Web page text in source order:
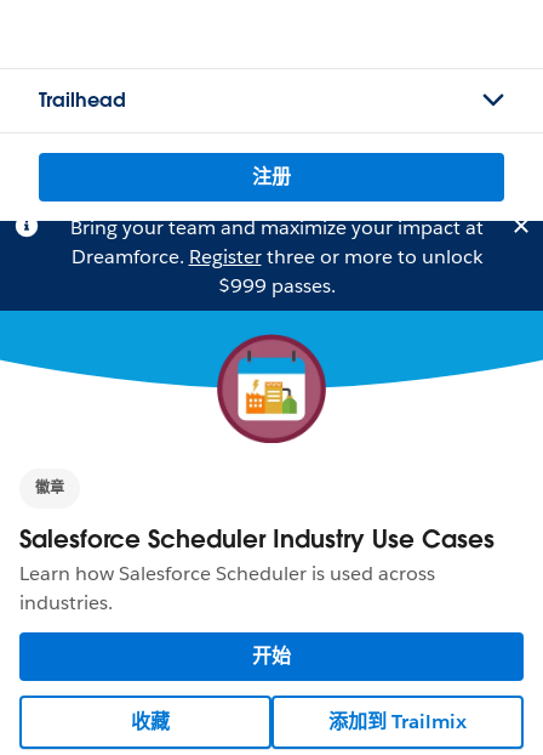
Trailhead
注册
Bring your team and maximize your impact at
Dreamforce. Registerthree or more to unlock
$999 passes.
徽章
Salesforce Scheduler Industry Use Cases
Learn how Salesforce Scheduler is used across
industries.
开始
收藏 添加到 Trailmix